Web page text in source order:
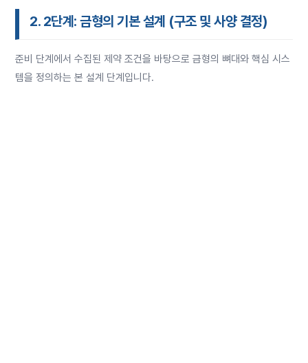
2. 2단계: 금형의 기본 설계 (구조 및 사양 결정)
준비 단계에서 수집된 제약 조건을 바탕으로 금형의 뼈대와 핵심 시스
템을 정의하는 본 설계 단계입니다.